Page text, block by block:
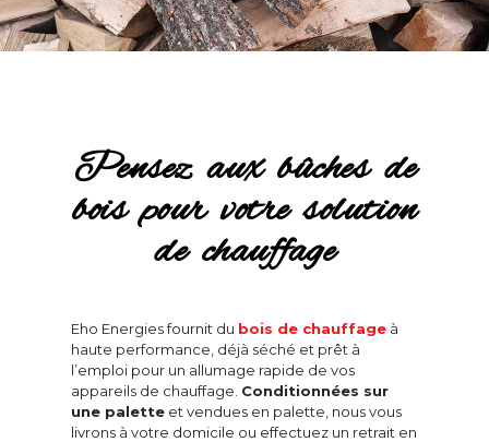
Pensez aux bûches de
bois pour votre solution
de chauffage
Eho Energies fournit du bois de chauffage à
haute performance, déjà séché et prêt à
l’emploi pour un allumage rapide de vos
appareils de chauffage. Conditionnées sur
une palette et vendues en palette, nous vous
livrons à votre domicile ou effectuez un retrait en